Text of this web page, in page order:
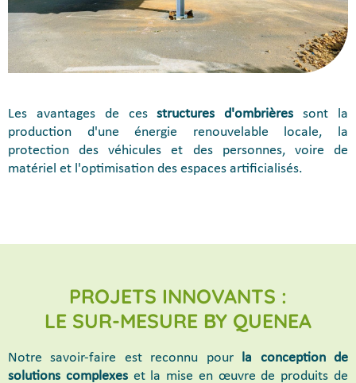
Les avantages de cesstructures d'ombrièressont la
production d'une énergie renouvelable locale, la
protection des véhicules et des personnes, voire de
matériel et l'optimisation des espaces artificialisés.
PROJETS INNOVANTS :
LE SUR-MESURE BY QUENEA
Notre savoir-faire est reconnu pour la conception de
solutions complexes et la mise en œuvre de produits de